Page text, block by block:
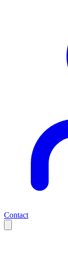
Contact